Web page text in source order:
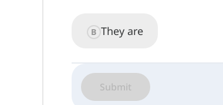
B They are
Submit